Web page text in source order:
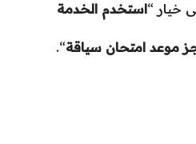
خيار “استخدم الخدمة
موعد امتحان سياقة“.